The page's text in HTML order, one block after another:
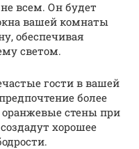
всем. Он будет
вашей комнаты
обеспечивая
светом.
гости в вашей
более
стены при
хорошее